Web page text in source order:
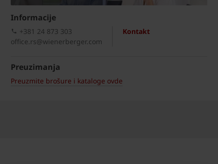
Informacije
Kontakt
+381 24 873 303
office.rs@wienerberger.com
Preuzimanja
Preuzmite brošure i kataloge ovde